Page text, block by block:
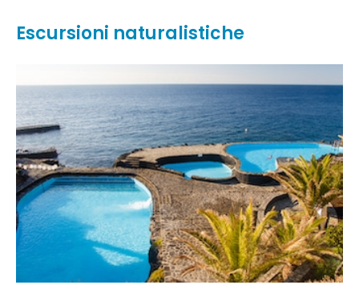
Escursioni naturalistiche